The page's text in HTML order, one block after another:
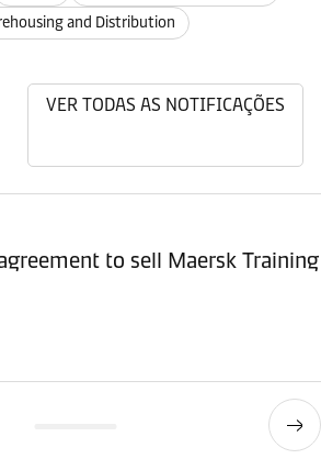
and Distribution
VER TODAS AS NOTIFICAÇÕES
to sell Maersk Training